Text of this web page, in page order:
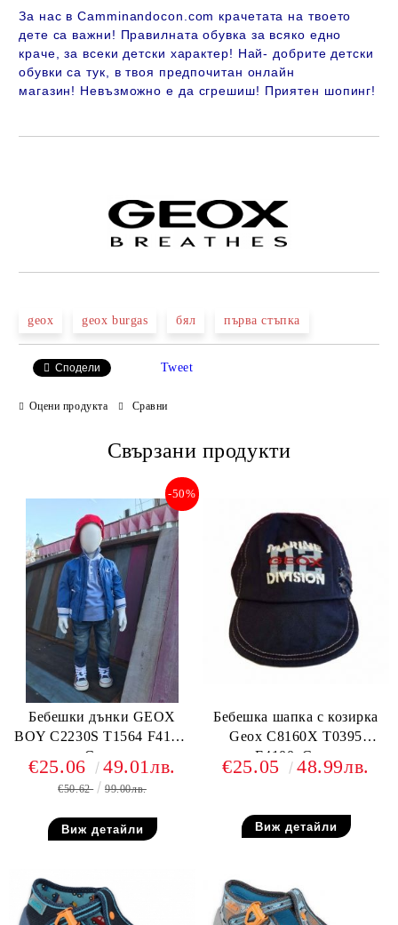
За нас в Camminandocon.com крачетата на твоето
дете са важни! Правилната обувка за всяко едно
краче, за всеки детски характер! Най- добрите детски
обувки са тук, в твоя предпочитан онлайн
магазин! Невъзможно е да сгрешиш! Приятен шопинг!
geox geox burgas бял първа стъпка
Сподели Tweet
Оцени продукта Сравни
Свързани продукти
Бебешки дънки GEOX
BOY C2230S T1564 F4105,
Сини
-50%
€25.06 49.01лв.
€50.62 99.00лв.
Виж детайли
Бебешка шапка с козирка
Geox C8160X T0395
F4100, Синя
€25.05 48.99лв.
Виж детайли